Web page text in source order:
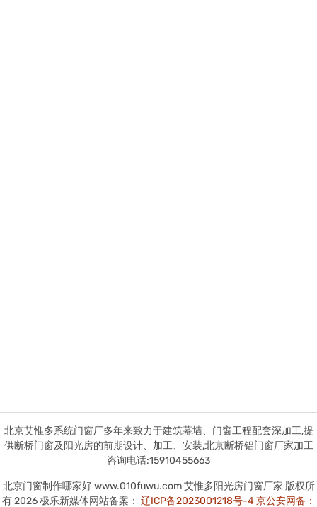
北京艾惟多系统门窗厂多年来致力于建筑幕墙、门窗工程配套深加工,提
供断桥门窗及阳光房的前期设计、加工、安装,北京断桥铝门窗厂家加工
咨询电话:15910455663
北京门窗制作哪家好 www.010fuwu.com 艾惟多阳光房门窗厂家 版权所
有 2026 极乐新媒体网站备案： 辽ICP备2023001218号-4 京公安网备：